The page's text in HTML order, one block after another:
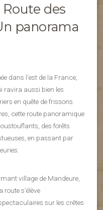
des
panorama
dans l’est de la France,
ravira aussi bien les
en quête de frissons.
cette route panoramique
des forêts
en passant par
village de Mandeure,
route s’élève
sur les crêtes